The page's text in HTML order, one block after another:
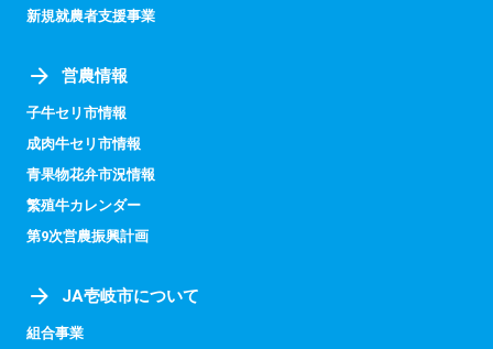
新規就農者支援事業
営農情報
子牛セリ市情報
成肉牛セリ市情報
青果物花弁市況情報
繁殖牛カレンダー
第9次営農振興計画
JA壱岐市について
組合事業